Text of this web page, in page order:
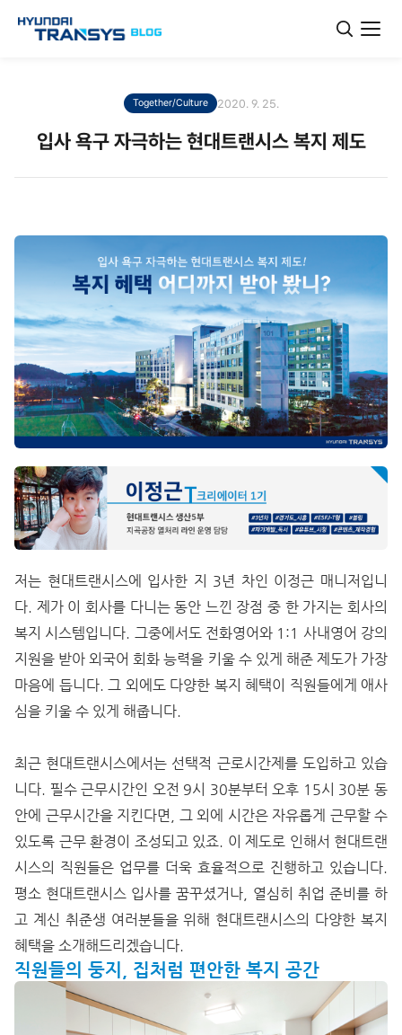
Together/Culture 2020. 9. 25.
입사 욕구 자극하는 현대트랜시스 복지 제도
저는 현대트랜시스에 입사한 지 3년 차인 이정근 매니저입니
다. 제가 이 회사를 다니는 동안 느낀 장점 중 한 가지는 회사의
복지 시스템입니다. 그중에서도 전화영어와 1:1 사내영어 강의
지원을 받아 외국어 회화 능력을 키울 수 있게 해준 제도가 가장
마음에 듭니다. 그 외에도 다양한 복지 혜택이 직원들에게 애사
심을 키울 수 있게 해줍니다.
최근 현대트랜시스에서는 선택적 근로시간제를 도입하고 있습
니다. 필수 근무시간인 오전 9시 30분부터 오후 15시 30분 동
안에 근무시간을 지킨다면, 그 외에 시간은 자유롭게 근무할 수
있도록 근무 환경이 조성되고 있죠. 이 제도로 인해서 현대트랜
시스의 직원들은 업무를 더욱 효율적으로 진행하고 있습니다.
평소 현대트랜시스 입사를 꿈꾸셨거나, 열심히 취업 준비를 하
고 계신 취준생 여러분들을 위해 현대트랜시스의 다양한 복지
혜택을 소개해드리겠습니다.
직원들의 둥지, 집처럼 편안한 복지 공간